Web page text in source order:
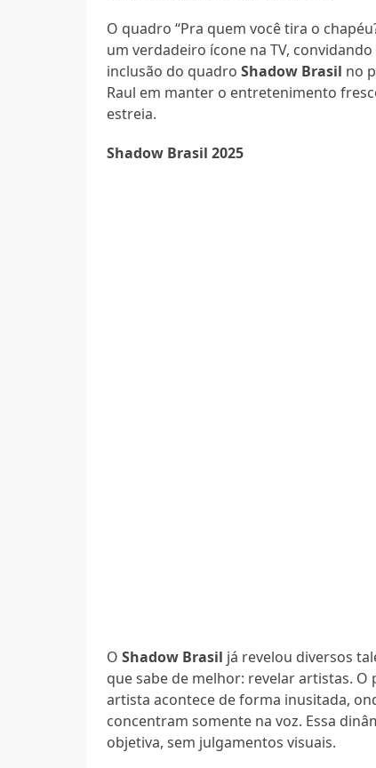
O quadro “Pra quem você tira o
um verdadeiro ícone na TV,
inclusão do quadroShadow Brasil no
Raul em manter o entretenimento
estreia.
Shadow Brasil 2025
OShadow Brasil já revelou diversos
que sabe de melhor: revelar artistas.
artista acontece de forma inusitada,
concentram somente na voz. Essa
objetiva, sem julgamentos visuais.